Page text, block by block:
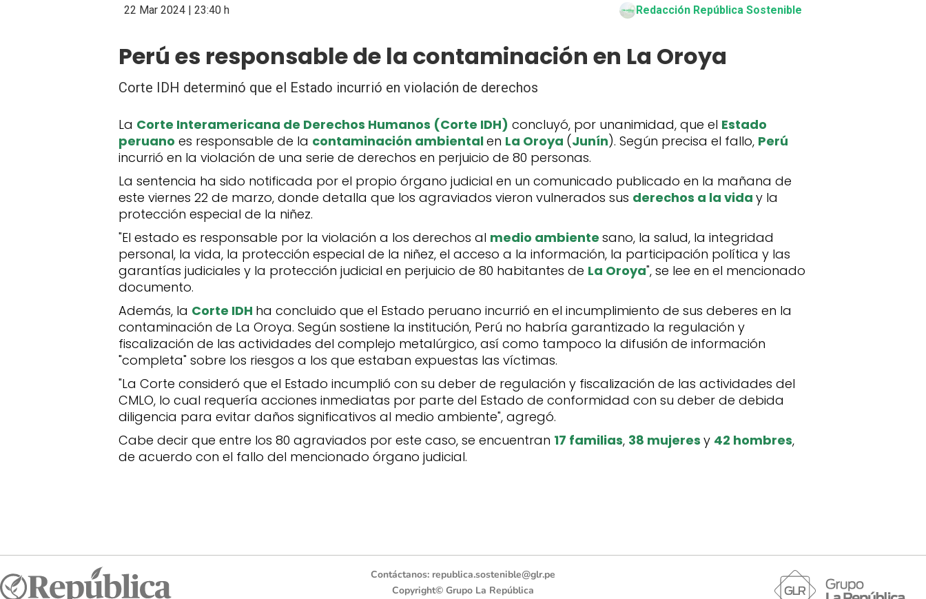
22 Mar 2024 | 23:40 h Redacción República Sostenible
Perú es responsable de la contaminación en La Oroya
Corte IDH determinó que el Estado incurrió en violación de derechos
La Corte Interamericana de Derechos Humanos (Corte IDH) concluyó, por unanimidad, que el Estado
peruano es responsable de la contaminación ambientalen La Oroya (Junín). Según precisa el fallo, Perú
incurrió en la violación de una serie de derechos en perjuicio de 80 personas.
La sentencia ha sido notificada por el propio órgano judicial en un comunicado publicado en la mañana de
este viernes 22 de marzo, donde detalla que los agraviados vieron vulnerados sus derechos a la vida y la
protección especial de la niñez.
"El estado es responsable por la violación a los derechos al medio ambiente sano, la salud, la integridad
personal, la vida, la protección especial de la niñez, el acceso a la información, la participación política y las
garantías judiciales y la protección judicial en perjuicio de 80 habitantes de La Oroya", se lee en el mencionado
documento.
Además, la Corte IDH ha concluido que el Estado peruano incurrió en el incumplimiento de sus deberes en la
contaminación de La Oroya. Según sostiene la institución, Perú no habría garantizado la regulación y
fiscalización de las actividades del complejo metalúrgico, así como tampoco la difusión de información
"completa" sobre los riesgos a los que estaban expuestas las víctimas.
"La Corte consideró que el Estado incumplió con su deber de regulación y fiscalización de las actividades del
CMLO, lo cual requería acciones inmediatas por parte del Estado de conformidad con su deber de debida
diligencia para evitar daños significativos al medio ambiente", agregó.
Cabe decir que entre los 80 agraviados por este caso, se encuentran 17 familias, 38 mujeres y 42 hombres,
de acuerdo con el fallo del mencionado órgano judicial.
Contáctanos: republica.sostenible@glr.pe
Copyright© Grupo La República